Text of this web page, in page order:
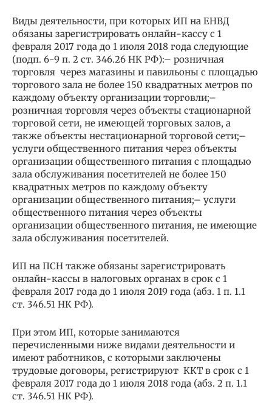
Виды деятельности, при которых ИП на ЕНВД
обязаны зарегистрировать онлайн-кассу с 1
февраля 2017 года до 1 июля 2018 года следующие
(подп. 6-9 п. 2 ст. 346.26 НК РФ):– розничная
торговля через магазины и павильоны с площадью
торгового зала не более 150 квадратных метров по
каждому объекту организации торговли;–
розничная торговля через объекты стационарной
торговой сети, не имеющей торговых залов, а
также объекты нестационарной торговой сети;–
услуги общественного питания через объекты
организации общественного питания с площадью
зала обслуживания посетителей не более 150
квадратных метров по каждому объекту
организации общественного питания;– услуги
общественного питания через объекты
организации общественного питания, не имеющие
зала обслуживания посетителей.
ИП на ПСН также обязаны зарегистрировать
онлайн-кассы в налоговых органах в срок с 1
февраля 2017 года до 1 июля 2019 года (абз. 1 п. 1.1
ст. 346.51 НК РФ).
При этом ИП, которые занимаются
перечисленными ниже видами деятельности и
имеют работников, с которыми заключены
трудовые договоры, регистрируют ККТ в срок с 1
февраля 2017 года до 1 июля 2018 года (абз. 2 п. 1.1
ст. 346.51 НК РФ).